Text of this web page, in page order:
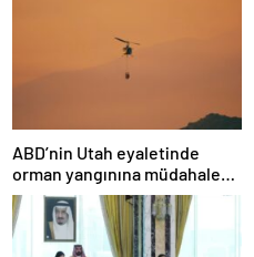
ABD’nin Utah eyaletinde
orman yangınına müdahale
eden helikopter düştü